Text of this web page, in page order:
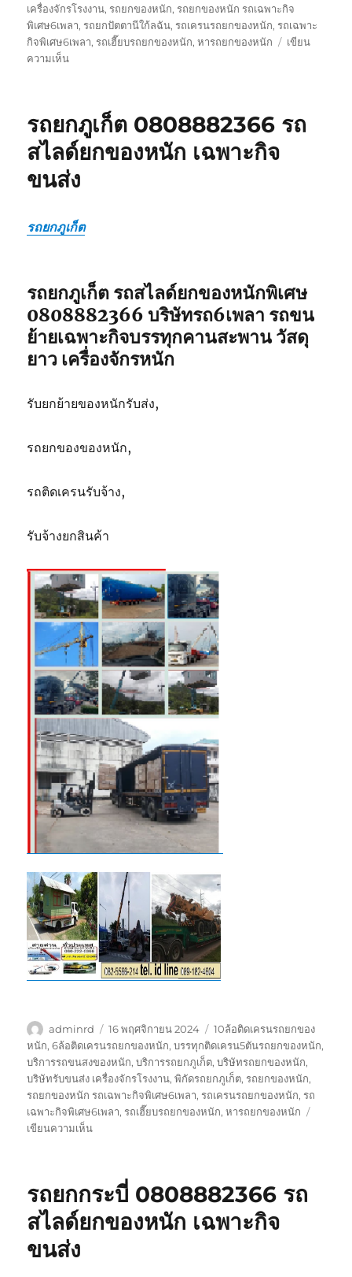
เครื่องจักรโรงงาน,รถยกของหนัก,รถยกของหนัก รถเฉพาะกิจ
พิเศษ6เพลา,รถยกปัตตานีใก้ลฉัน,รถเครนรถยกของหนัก,รถเฉพาะ
กิจพิเศษ6เพลา,รถเฮี๊ยบรถยกของหนัก,หารถยกของหนัก
เขียน
ความเห็นบน
080888-
2366
รถ
สไลด์
ยก
หนัก
เฉพาะ
รถยกภูเก็ต 0808882366 รถ
สไลด์ยกของหนัก เฉพาะกิจ
ขนส่ง
รถยกภูเก็ต
รถยกภูเก็ต รถสไลด์ยกของหนักพิเศษ
0808882366 บริษัทรถ6เพลา รถขน
ย้ายเฉพาะกิจบรรทุกคานสะพาน วัสดุ
ยาว เครื่องจักรหนัก
รับยกย้ายของหนักรับส่ง,
รถยกของของหนัก,
รถติดเครนรับจ้าง,
รับจ้างยกสินค้า
ผู้
เขียน
adminrd
เขียน
เมื่อ
16 พฤศจิกายน 2024
ป้าย
กำกับ
10ล้อติดเครนรถยกของ
หนัก,6ล้อติดเครนรถยกของหนัก,บรรทุกติดเครน5ตันรถยกของหนัก,
บริการรถขนสงของหนัก,บริการรถยกภูเก็ต,บริษัทรถยกของหนัก,
บริษัทรับขนส่ง เครื่องจักรโรงงาน,พิกัดรถยกภูเก็ต,รถยกของหนัก,
รถยกของหนัก รถเฉพาะกิจพิเศษ6เพลา,รถเครนรถยกของหนัก,รถ
เฉพาะกิจพิเศษ6เพลา,รถเฮี๊ยบรถยกของหนัก,หารถยกของหนัก
เขียนความเห็นบน
0808882366
สไลด์
รถยกกระบี่ 0808882366 รถ
สไลด์ยกของหนัก เฉพาะกิจ
ขนส่ง